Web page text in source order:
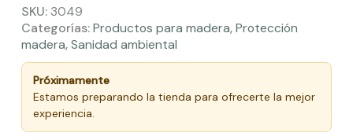
SKU: 3049
Categorías:Productos para madera,Protección
madera,Sanidad ambiental
Próximamente
Estamos preparando la tienda para ofrecerte la mejor
experiencia.